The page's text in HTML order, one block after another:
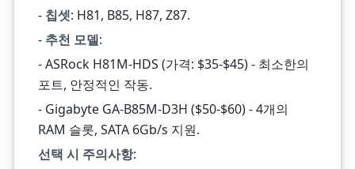
- 칩셋: H81, B85, H87, Z87.
- 추천 모델:
- ASRock H81M-HDS (가격: $35-$45) - 최소한의
포트, 안정적인 작동.
- Gigabyte GA-B85M-D3H ($50-$60) - 4개의
RAM 슬롯, SATA 6Gb/s 지원.
선택 시 주의사항: